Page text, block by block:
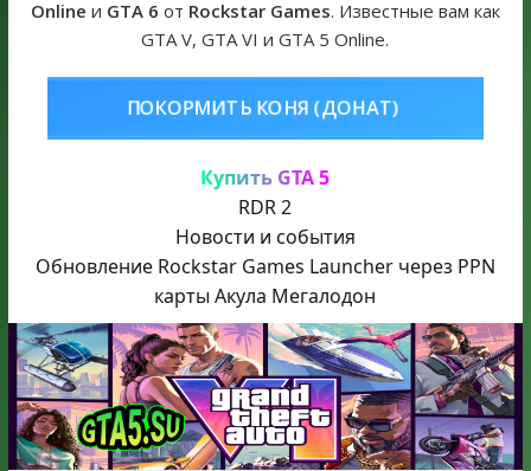
Online и GTA 6 от Rockstar Games. Известные вам как
GTA V, GTA VI и GTA 5 Online.
(ДОНАТ) КУПИТЬ GTA 5
Купить GTA 5
RDR 2
Новости и события
Обновление Rockstar Games Launcher через PPN
карты Акула Мегалодон